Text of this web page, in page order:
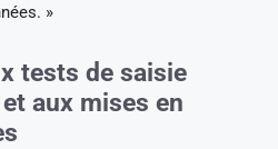
»
tests de saisie
aux mises en